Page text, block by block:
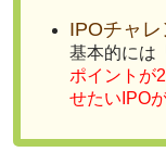
IPOチャレ
基本的には
ポイントが
せたいIPO